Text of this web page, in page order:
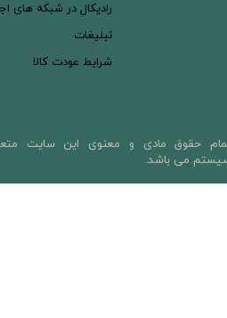
حقوق مادی و معنوی این سایت
می باشد.
رادیکال در شبکه های
تبلیغات
شرایط عودت کالا